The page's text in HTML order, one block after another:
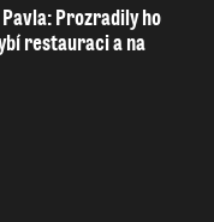
Prozradily ho
restauraci a na